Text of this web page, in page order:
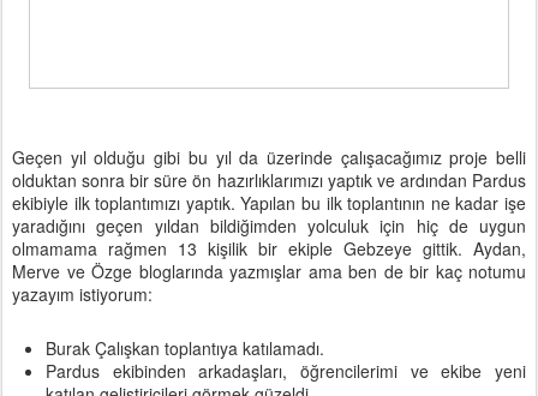
Geçen yıl olduğu gibi bu yıl da üzerinde çalışacağımız proje belli
olduktan sonra bir süre ön hazırlıklarımızı yaptık ve ardından Pardus
ekibiyle ilk toplantımızı yaptık. Yapılan bu ilk toplantının ne kadar işe
yaradığını geçen yıldan bildiğimden yolculuk için hiç de uygun
olmamama rağmen 13 kişilik bir ekiple Gebzeye gittik. Aydan,
Merve ve Özge bloglarında yazmışlar ama ben de bir kaç notumu
yazayım istiyorum:
Burak Çalışkan toplantıya katılamadı.
Pardus ekibinden arkadaşları, öğrencilerimi ve ekibe yeni